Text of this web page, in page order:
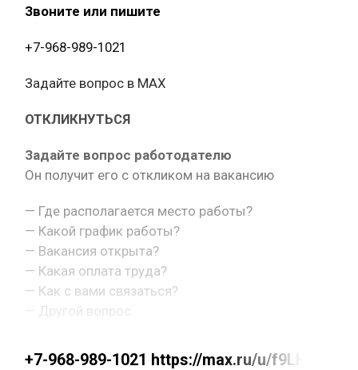
Звоните или пишите
+7-968-989-1021
Задайте вопрос в MAX
ОТКЛИКНУТЬСЯ
Задайте вопрос работодателю
Он получит его с откликом на вакансию
— Где располагается место работы?
— Какой график работы?
— Вакансия открыта?
— Какая оплата труда?
— Как с вами связаться?
— Другой вопрос.
+7-968-989-1021 https://max.ru/u/